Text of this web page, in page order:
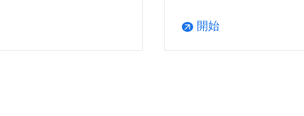
arrow_outward 開始